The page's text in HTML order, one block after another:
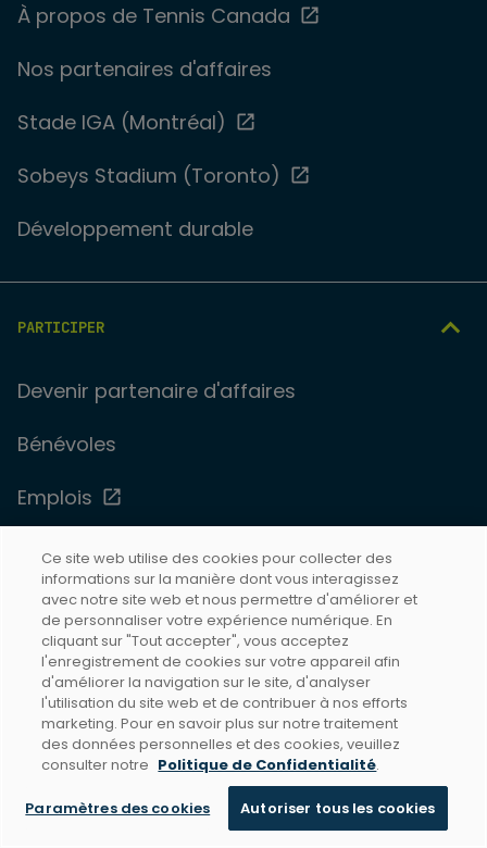
À propos de Tennis Canada
Nos partenaires d'affaires
Stade IGA (Montréal)
Sobeys Stadium (Toronto)
Développement durable
PARTICIPER
Devenir partenaire d'affaires
Bénévoles
Emplois
Dons
Magasin
SERVICE ET MÉDIA
Centre de soutien
Centre des médias
Discuter
Ce site web utilise des cookies pour collecter des
informations sur la manière dont vous interagissez
avec notre site web et nous permettre d'améliorer et
de personnaliser votre expérience numérique. En
cliquant sur "Tout accepter", vous acceptez
l'enregistrement de cookies sur votre appareil afin
d'améliorer la navigation sur le site, d'analyser
l'utilisation du site web et de contribuer à nos efforts
marketing. Pour en savoir plus sur notre traitement
des données personnelles et des cookies, veuillez
consulter notre Politique de Confidentialité.
Paramètres des cookies Autoriser tous les cookies